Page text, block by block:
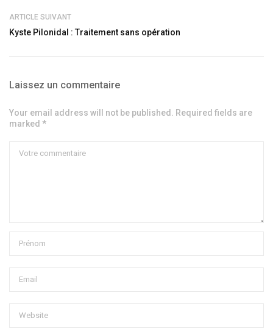
ARTICLE SUIVANT
Kyste Pilonidal : Traitement sans opération
Laissez un commentaire
Your email address will not be published. Required fields are
marked *